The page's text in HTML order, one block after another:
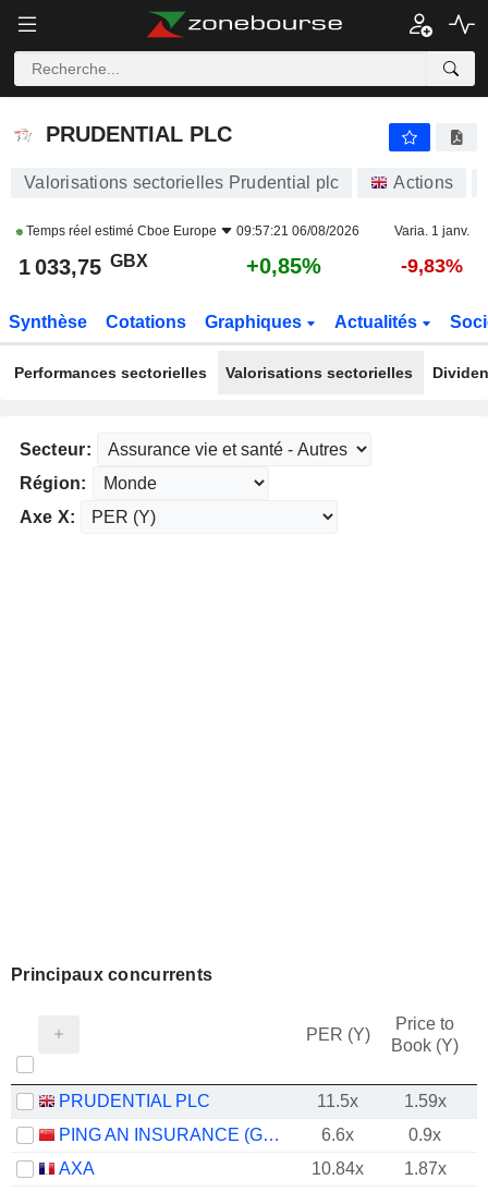
PRUDENTIAL PLC
PRUDENTIAL PLC
Valorisations sectorielles Prudential plc Actions
Temps réel estimé Cboe Europe 09:57:21 06/08/2026 Varia. 1 janv.
1 033,75 GBX +0,85% -9,83%
Synthèse Cotations Graphiques Actualités
Performances sectorielles Valorisations sectorielles
Secteur:
Région:
Axe X:
Principaux concurrents
PER (Y)
Price to
Book (Y)
PRUDENTIAL PLC 11.5x
1.59x
PING AN INSURANCE (GROUP) COMPANY OF CHINA, LTD.
6.6x
0.9x
AXA
10.84x
1.87x